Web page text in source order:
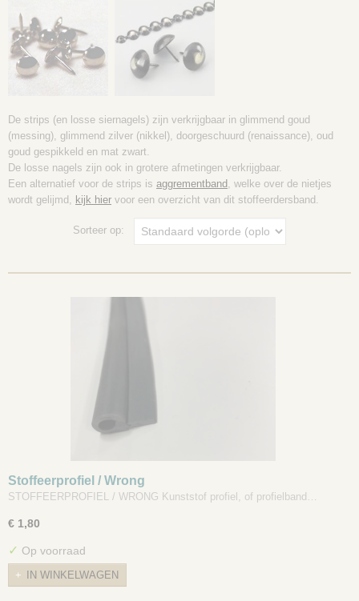
De strips (en losse siernagels) zijn verkrijgbaar in glimmend goud
(messing), glimmend zilver (nikkel), doorgeschuurd (renaissance), oud
goud gespikkeld en mat zwart.
De losse nagels zijn ook in grotere afmetingen verkrijgbaar.
Een alternatief voor de strips is aggrementband, welke over de nietjes
wordt gelijmd, kijk hier voor een overzicht van dit stoffeerdersband.
Sorteer op:
Stoffeerprofiel / Wrong
STOFFEERPROFIEL / WRONG Kunststof profiel, of profielband…
€ 1,80
✓ Op voorraad
IN WINKELWAGEN